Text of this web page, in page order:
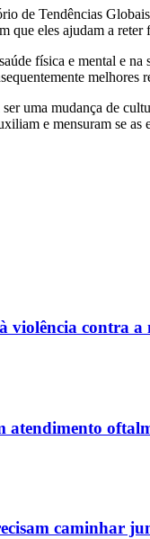
de Tendências
que eles ajudam a
física e mental e
melhores
uma mudança de
e mensuram se
violência contra a
atendimento
caminhar